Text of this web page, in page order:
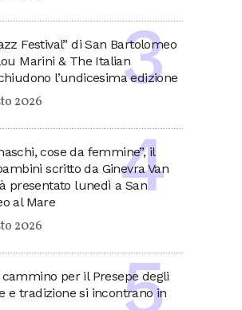
Festival” di San Bartolomeo
Marini & The Italian
l’undicesima edizione
2026
cose da femmine”, il
scritto da Ginevra Van
presentato lunedì a San
al Mare
2026
per il Presepe degli
e tradizione si incontrano in